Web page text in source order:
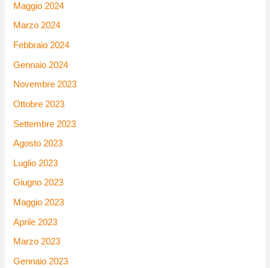
Maggio 2024
Marzo 2024
Febbraio 2024
Gennaio 2024
Novembre 2023
Ottobre 2023
Settembre 2023
Agosto 2023
Luglio 2023
Giugno 2023
Maggio 2023
Aprile 2023
Marzo 2023
Gennaio 2023